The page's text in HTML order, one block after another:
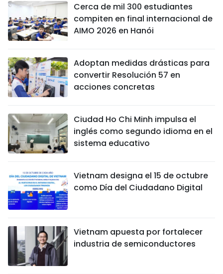
Cerca de mil 300 estudiantes
compiten en final internacional de
AIMO 2026 en Hanói
Adoptan medidas drásticas para
convertir Resolución 57 en
acciones concretas
Ciudad Ho Chi Minh impulsa el
inglés como segundo idioma en el
sistema educativo
Vietnam designa el 15 de octubre
como Día del Ciudadano Digital
Vietnam apuesta por fortalecer
industria de semiconductores